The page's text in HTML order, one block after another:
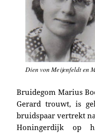
Dien von Meijenfeldten
Bruidegom Marius
Gerard trouwt,is
bruidspaar vertrekt
Honingerdijk op